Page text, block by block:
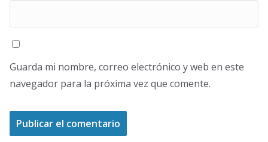
Guarda mi nombre, correo electrónico y web en este
navegador para la próxima vez que comente.